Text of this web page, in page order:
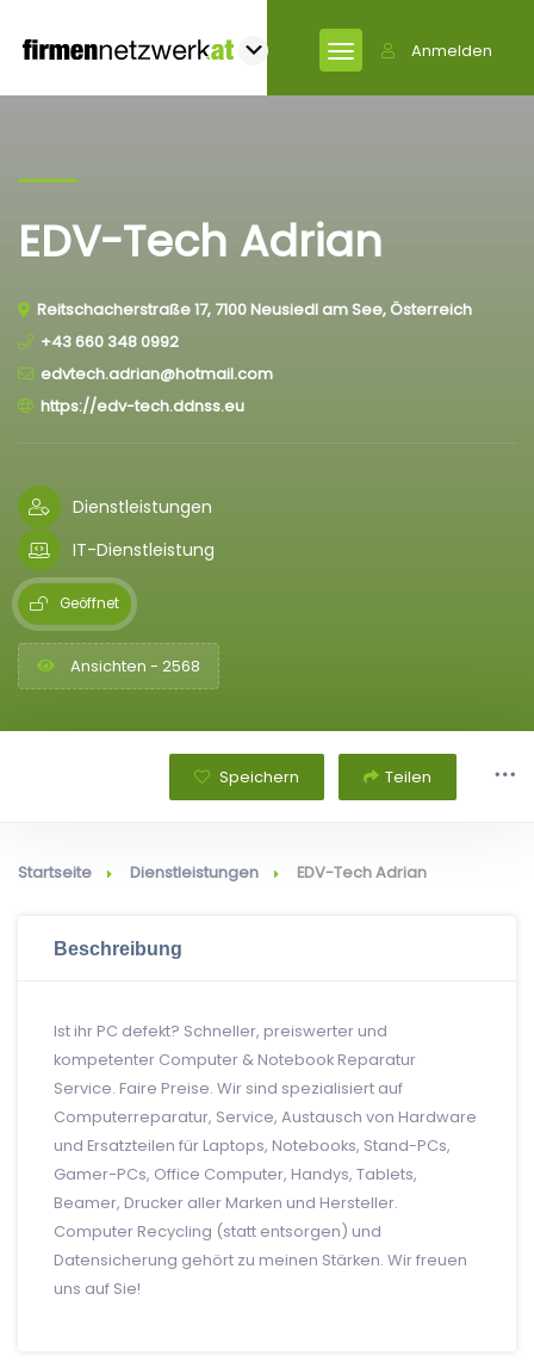
Anmelden
EDV-Tech Adrian
Reitschacherstraße 17, 7100 Neusiedl am See, Österreich
+43 660 348 0992
edvtech.adrian@hotmail.com
https://edv-tech.ddnss.eu
Dienstleistungen
IT-Dienstleistung
Geöffnet
Ansichten - 2568
Speichern Teilen
Startseite Dienstleistungen EDV-Tech Adrian
Beschreibung
Ist ihr PC defekt? Schneller, preiswerter und
kompetenter Computer & Notebook Reparatur
Service. Faire Preise. Wir sind spezialisiert auf
Computerreparatur, Service, Austausch von Hardware
und Ersatzteilen für Laptops, Notebooks, Stand-PCs,
Gamer-PCs, Office Computer, Handys, Tablets,
Beamer, Drucker aller Marken und Hersteller.
Computer Recycling (statt entsorgen) und
Datensicherung gehört zu meinen Stärken. Wir freuen
uns auf Sie!